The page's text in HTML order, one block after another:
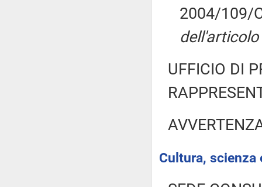
2004/109/
UFFICIO DI
Cultura,